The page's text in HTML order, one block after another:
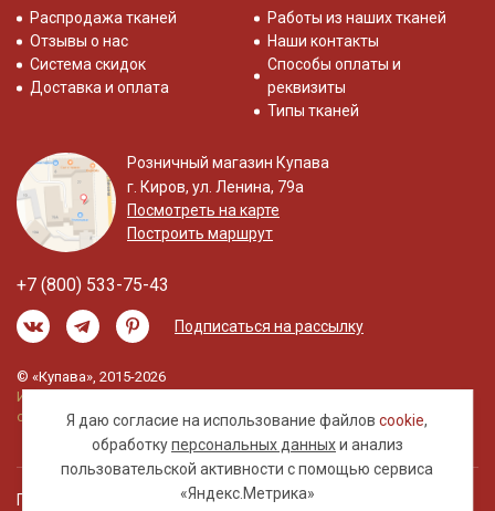
Я даю согласие на использование файловcookie,
обработкуперсональных данныхи анализ
пользовательской активности с помощью сервиса
«Яндекс.Метрика»
Распродажа тканей
Отзывы о нас
Система скидок
Доставка и оплата
Работы из наших тканей
Наши контакты
Способы оплаты и
реквизиты
Типы тканей
Розничный магазин Купава
г. Киров, ул. Ленина, 79а
Посмотреть на карте
Построить маршрут
+7 (800) 533-75-43
Подписаться на рассылку
© «Купава», 2015-2026
Информация на сайте не является публичной
офертой.
Правовая информация